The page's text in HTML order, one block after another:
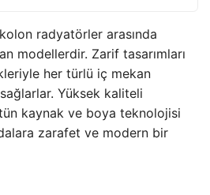
radyatörler arasında
modellerdir. Zarif tasarımları
her türlü iç mekan
Yüksek kaliteli
kaynak ve boya teknolojisi
zarafet ve modern bir